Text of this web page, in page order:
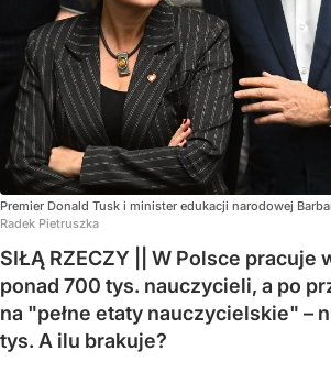
Premier Donald Tusk i minister edukacji narodowej
Radek Pietruszka
SIŁĄ RZECZY || W Polsce pracuje
ponad 700 tys. nauczycieli, a po
na "pełne etaty nauczycielskie" –
tys. A ilu brakuje?